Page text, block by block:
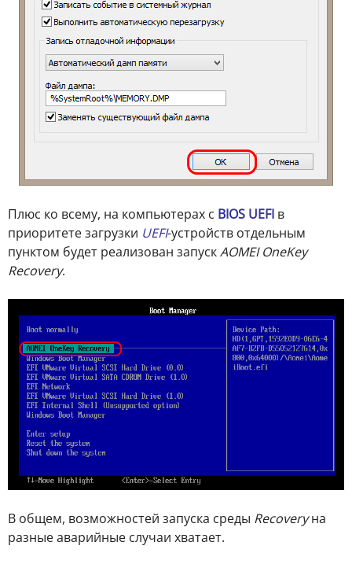
Плюс ко всему, на компьютерах с BIOS UEFI в
приоритете загрузки UEFI-устройств отдельным
пунктом будет реализован запускAOMEI OneKey
Recovery.
В общем, возможностей запуска среды Recoveryна
разные аварийные случаи хватает.